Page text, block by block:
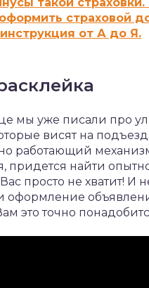
страховой
от А до Я.
мы уже писали про
висят на
работающий
придется найти
просто не хватит! И
и оформление
это точно